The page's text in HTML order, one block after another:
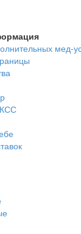
мед-
КСС